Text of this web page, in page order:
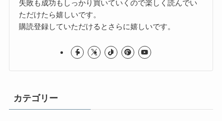
失敗も成功もしっかり買いていくので楽しく読んでい
ただけたら嬉しいです。
購読登録していただけるとさらに嬉しいです。
カテゴリー